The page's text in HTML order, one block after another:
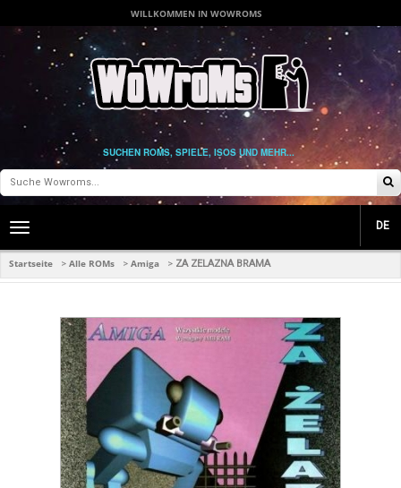
WILLKOMMEN IN WOWROMS
SUCHEN ROMS, SPIELE, ISOS UND MEHR...
Toggle
navigation
DE
Startseite > Alle ROMs > Amiga > ZA ZELAZNA BRAMA